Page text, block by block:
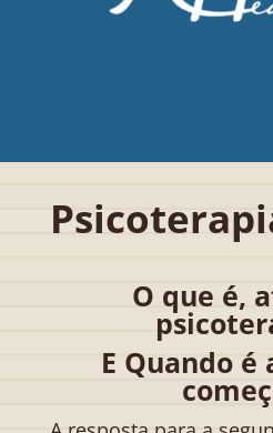
O que é,
E Quando é